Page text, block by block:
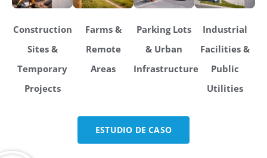
Construction
Sites &
Temporary
Projects
Farms &
Remote
Areas
Parking Lots
& Urban
Infrastructure
Industrial
Facilities &
Public
Utilities
ESTUDIO DE CASO